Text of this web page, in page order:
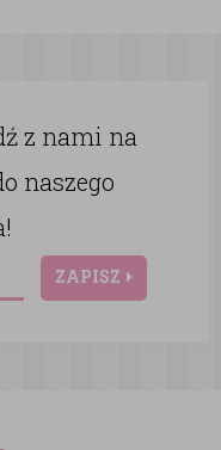
z nami na
naszego
ZAPISZ